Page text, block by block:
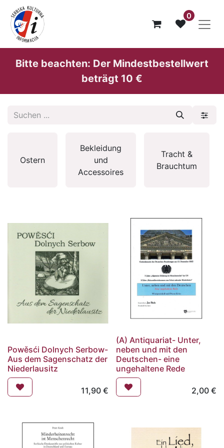
0
Bitte beachten: Der Mindestbestellwert
beträgt 10 €
Ostern
Bekleidung
und
Accessoires
Tracht &
Brauchtum
Powěsći Dolnych Serbow-
Aus dem Sagenschatz der
Niederlausitz
11,90€
(A) Antiquariat- Unter,
neben und mit den
Deutschen- eine
ungehaltene Rede
2,00 €